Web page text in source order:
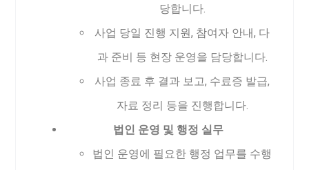
당합니다.
사업 당일 진행 지원, 참여자 안내, 다
과 준비 등 현장 운영을 담당합니다.
사업 종료 후 결과 보고, 수료증 발급,
자료 정리 등을 진행합니다.
법인 운영 및 행정 실무
법인 운영에 필요한 행정 업무를 수행